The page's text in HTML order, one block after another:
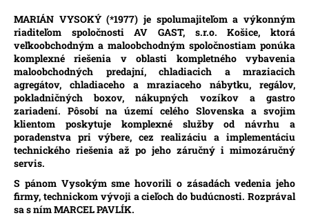
MARIÁN VYSOKÝ (*1977) je spolumajiteľom a výkonným
riaditeľom spoločnosti AV GAST, s.r.o. Košice, ktorá
veľkoobchodným a maloobchodným spoločnostiam ponúka
komplexné riešenia v oblasti kompletného vybavenia
maloobchodných predajní, chladiacich a mraziacich
agregátov, chladiaceho a mraziaceho nábytku, regálov,
pokladničných boxov, nákupných vozíkov a gastro
zariadení. Pôsobí na území celého Slovenska a svojim
klientom poskytuje komplexné služby od návrhu a
poradenstva pri výbere, cez realizáciu a implementáciu
technického riešenia až po jeho záručný i mimozáručný
servis.
S pánom Vysokým sme hovorili o zásadách vedenia jeho
firmy, technickom vývoji a cieľoch do budúcnosti. Rozprával
sa s ním MARCEL PAVLÍK.
á
j
s
ť
?